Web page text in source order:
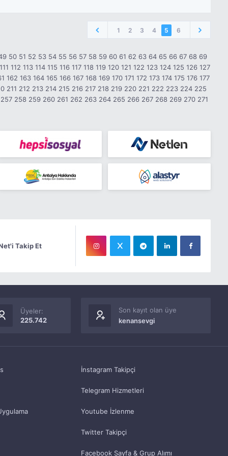
1 2 3 4 5 6
50 51 52 53 54 55 56 57 58 59 60 61 62 63 64 65 66 67 68 69
111 112 113 114 115 116 117 118 119 120 121 122 123 124 125 126 127
162 163 164 165 166 167 168 169 170 171 172 173 174 175 176 177
211 212 213 214 215 216 217 218 219 220 221 222 223 224 225
257 258 259 260 261 262 263 264 265 266 267 268 269 270 271
Takip Et
Üyeler:
225.742
Son kayıt olan üye
kenansevgi
İnstagram Takipçi
Telegram Hizmetleri
Youtube İzlenme
Twitter Takipçi
Facebook Sayfa & Grup Alımı